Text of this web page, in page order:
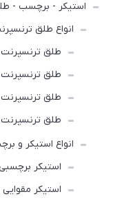
استیکر - برچسب -
انواع طلق
طلق
طلق ترنسپرنت
طلق ترنسپرنت
طلق ترنسپرنت
انواع استیکر و
استیکر
استیکر